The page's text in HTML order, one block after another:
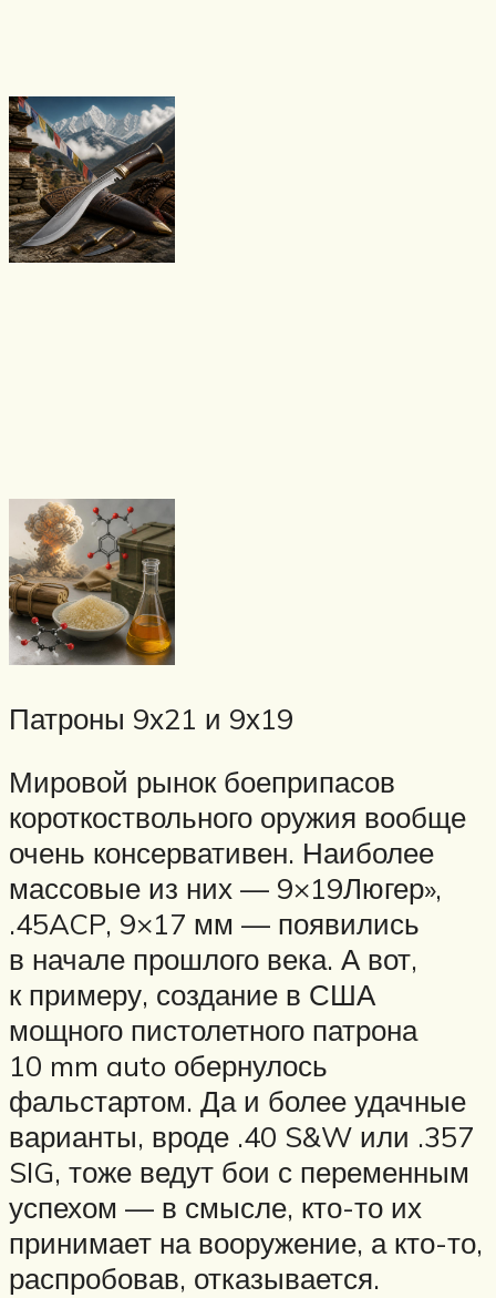
Патроны 9х21 и 9х19
Мировой рынок боеприпасов
короткоствольного оружия вообще
очень консервативен. Наиболее
массовые из них — 9×19Люгер»,
.45ACP, 9×17 мм — появились
в начале прошлого века. А вот,
к примеру, создание в США
мощного пистолетного патрона
10 mm auto обернулось
фальстартом. Да и более удачные
варианты, вроде .40 S&W или .357
SIG, тоже ведут бои с переменным
успехом — в смысле, кто-то их
принимает на вооружение, а кто-то,
распробовав, отказывается.